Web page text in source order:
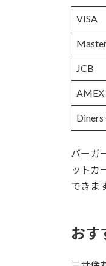
VISA
JCB
AMEX
Diners
バーガ
ットカ
できま
おす